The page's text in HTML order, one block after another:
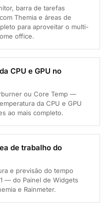
barra de tarefas
Themia e áreas de
para aproveitar o multi-
office.
CPU e GPU no
ou Core Temp —
da CPU e GPU
ao mais completo.
de trabalho do
e previsão do tempo
— do Painel de Widgets
e Rainmeter.